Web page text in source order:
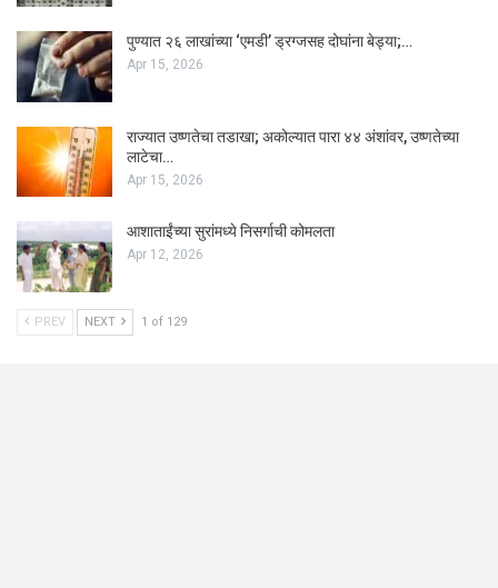
पुण्यात २६ लाखांच्या ‘एमडी’ ड्रग्जसह दोघांना बेड्या;…
Apr 15, 2026
राज्यात उष्णतेचा तडाखा; अकोल्यात पारा ४४ अंशांवर, उष्णतेच्या
लाटेचा…
Apr 15, 2026
आशाताईंच्या सुरांमध्ये निसर्गाची कोमलता
Apr 12, 2026
PREV NEXT 1 of 129